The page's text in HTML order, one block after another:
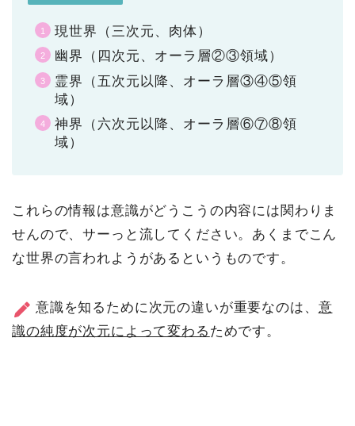
現世界（三次元、肉体）
幽界（四次元、オーラ層②③領域）
霊界（五次元以降、オーラ層③④⑤領
域）
神界（六次元以降、オーラ層⑥⑦⑧領
域）
これらの情報は意識がどうこうの内容には関わりま
せんので、サーっと流してください。あくまでこん
な世界の言われようがあるというものです。
意識を知るために次元の違いが重要なのは、 意
識の純度が次元によって変わる ためです。